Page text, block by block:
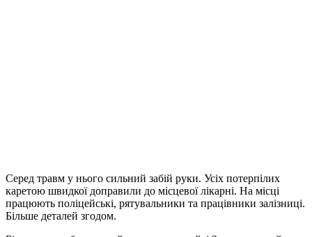
Серед травм у нього сильний забій руки. Усіх потерпілих
каретою швидкої доправили до місцевої лікарні. На місці
працюють поліцейські, рятувальники та працівники залізниці.
Більше деталей згодом.